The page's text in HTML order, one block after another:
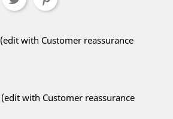
with Customer reassurance
with Customer reassurance